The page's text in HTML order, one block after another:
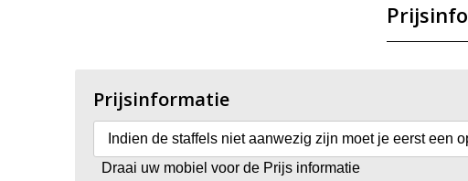
Prijsinformatie
Indien de staffels niet aanwezig zijn moet je eerst een
Draai uw mobiel voor de Prijs informatie